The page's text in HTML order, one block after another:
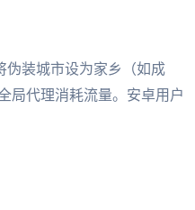
伪装城市设为家乡（如成
局代理消耗流量。安卓用户